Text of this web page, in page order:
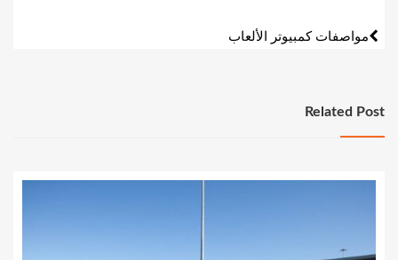
مواصفات كمبيوتر الألعاب
Related Post